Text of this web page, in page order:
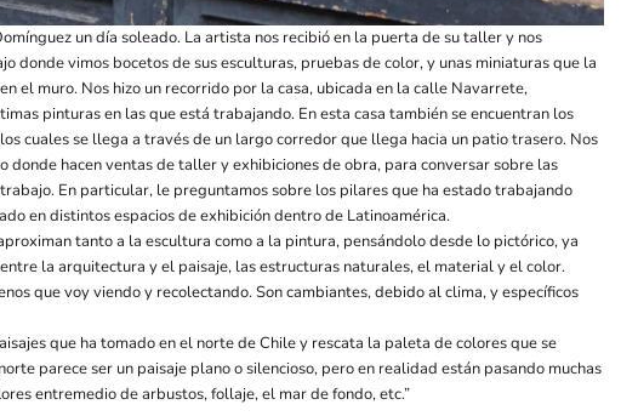
un día soleado. La artista nos recibió en la puerta de su taller y nos
donde vimos bocetos de sus esculturas, pruebas de color, y unas miniaturas que la
el muro. Nos hizo un recorrido por la casa, ubicada en la calle Navarrete,
pinturas en las que está trabajando. En esta casa también se encuentran los
cuales se llega a través de un largo corredor que llega hacia un patio trasero. Nos
donde hacen ventas de taller y exhibiciones de obra, para conversar sobre las
En particular, le preguntamos sobre los pilares que ha estado trabajando
en distintos espacios de exhibición dentro de Latinoamérica.
tanto a la escultura como a la pintura, pensándolo desde lo pictórico, ya
la arquitectura y el paisaje, las estructuras naturales, el material y el color.
que voy viendo y recolectando. Son cambiantes, debido al clima, y específicos
que ha tomado en el norte de Chile y rescata la paleta de colores que se
parece ser un paisaje plano o silencioso, pero en realidad están pasando muchas
entremedio de arbustos, follaje, el mar de fondo, etc.”